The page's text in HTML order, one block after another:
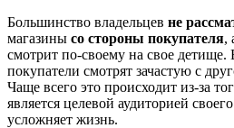
Большинство владельцев не
магазины со стороны покупателя,
смотрит по-своему на свое детище.
покупатели смотрят зачастую с
Чаще всего это происходит из-за
является целевой аудиторией
усложняет жизнь.